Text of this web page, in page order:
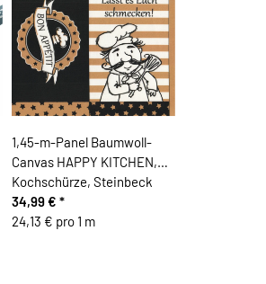
1,45-m-Panel Baumwoll-
Canvas HAPPY KITCHEN,
Kochschürze, Steinbeck
34,99 € *
24,13 € pro 1 m